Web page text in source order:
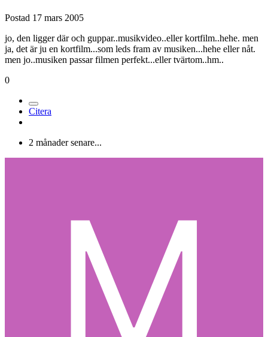
Postad 17 mars 2005
jo, den ligger där och guppar..musikvideo..eller kortfilm..hehe. men
ja, det är ju en kortfilm...som leds fram av musiken...hehe eller nåt.
men jo..musiken passar filmen perfekt...eller tvärtom..hm..
0
Citera
2 månader senare...